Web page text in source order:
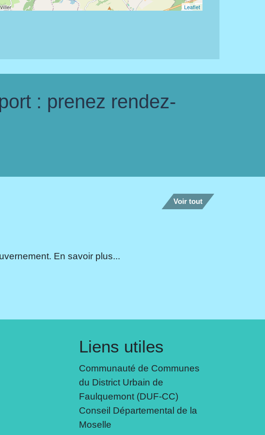
Leaflet
: prenez rendez-
Voir tout
En savoir plus...
Liens utiles
Communauté de Communes
du District Urbain de
Faulquemont (DUF-CC)
Conseil Départemental de la
Moselle